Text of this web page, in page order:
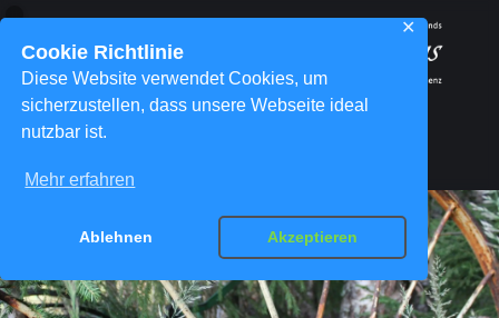
Cookie Richtlinie
Diese Website verwendet Cookies, um
sicherzustellen, dass unsere Webseite ideal
nutzbar ist.
Mehr erfahren
Ablehnen Akzeptieren
✕
Fritz!Box Tools